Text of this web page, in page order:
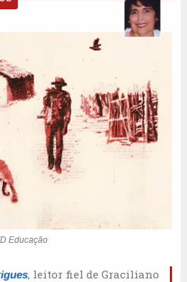
, leitor fiel de Graciliano